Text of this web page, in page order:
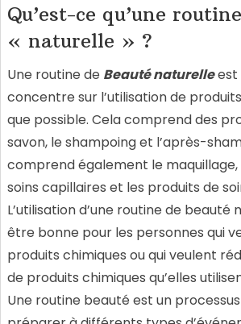
Qu’est-ce qu’une
« naturelle » ?
Une routine de Beauté naturelleest
concentre sur l’utilisation de
que possible. Cela comprend des
savon, le shampoing et l’après-
comprend également le maquillage,
soins capillaires et les produits de
L’utilisation d’une routine de beauté
être bonne pour les personnes qui
produits chimiques ou qui veulent
de produits chimiques qu’elles
Une routine beauté est un